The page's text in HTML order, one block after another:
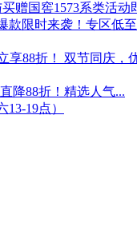
赠国窖1573系类活动
款限时来袭！专区低
享88折！ 双节同庆，
降88折！精选人气...
19点）